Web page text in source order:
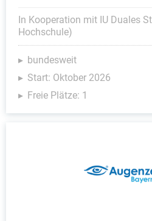
In Kooperation mit IU Duales
Hochschule)
bundesweit
Start: Oktober 2026
Freie Plätze: 1